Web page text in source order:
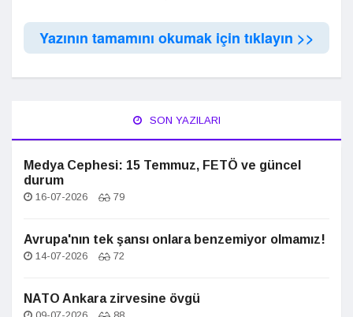
Yazının tamamını okumak için tıklayın >>
SON YAZILARI
Medya Cephesi: 15 Temmuz, FETÖ ve güncel
durum
16-07-2026 79
Avrupa'nın tek şansı onlara benzemiyor olmamız!
14-07-2026 72
NATO Ankara zirvesine övgü